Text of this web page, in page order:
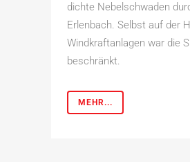
dichte Nebelschwaden
Erlenbach. Selbst auf der
Windkraftanlagen war die
beschränkt.
MEHR...